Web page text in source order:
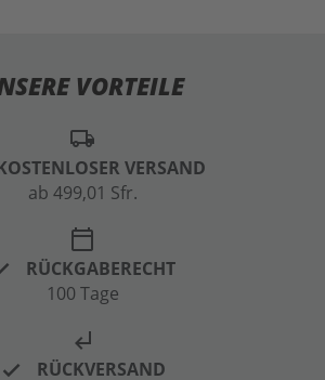
VORTEILE
local_shipping
VERSAND
ab 499,01 Sfr.
calendar_today
RÜCKGABERECHT
100 Tage
subdirectory_arrow_left
RÜCKVERSAND